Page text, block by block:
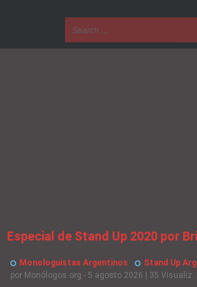
Especial de Stand Up 2020 por
Monologuistas Argentinos
Stand Up
por Monólogos.org - 5 agosto 2026 | 35 Visualiz.